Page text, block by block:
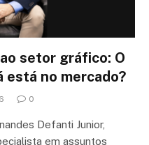
setor gráfico: O
está no mercado?
0
Defanti Junior,
em assuntos